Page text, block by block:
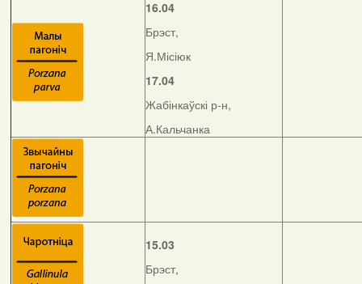
16.04
Брэст,
Я.Місіюк
17.04
Жабінкаўскі р-н,
А.Кальчанка
15.03
Брэст,